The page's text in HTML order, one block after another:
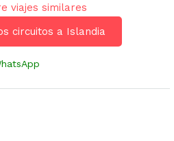
viajes similares
circuitos a Islandia